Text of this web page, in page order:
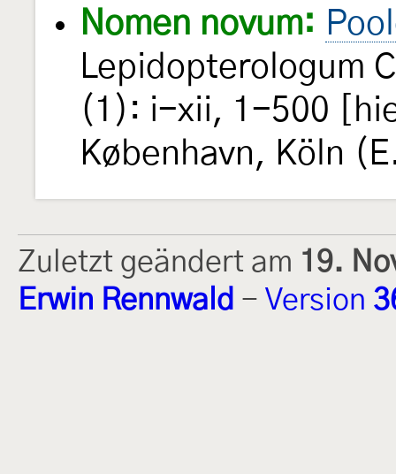
Nomen novum:
Lepidopterologum
(1): i-xii, 1-500
København, Köln
Zuletzt geändert am 19.
Erwin Rennwald - Version